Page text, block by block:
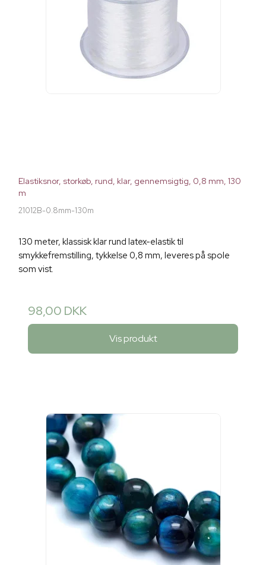
Elastiksnor, storkøb, rund, klar, gennemsigtig, 0,8 mm, 130
m
21012B-0.8mm-130m
130 meter, klassisk klar rund latex-elastik til
smykkefremstilling, tykkelse 0,8 mm, leveres på spole
som vist.
98,00 DKK
Vis produkt